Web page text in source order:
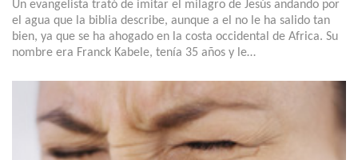
Un evangelista trató de imitar el milagro de Jesús andando por
el agua que la biblia describe, aunque a el no le ha salido tan
bien, ya que se ha ahogado en la costa occidental de Africa. Su
nombre era Franck Kabele, tenía 35 años y le…